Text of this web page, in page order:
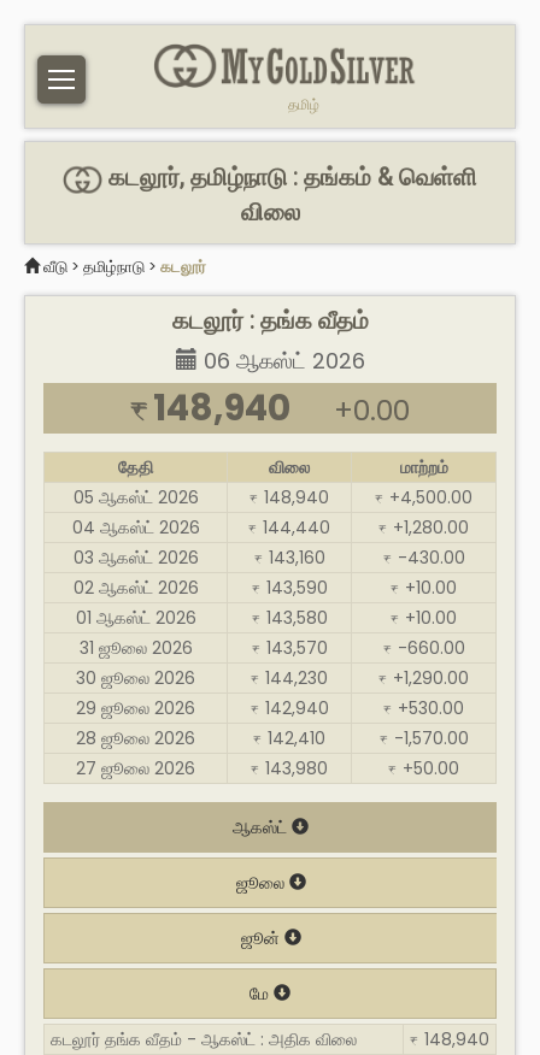
தமிழ்
கடலூர், தமிழ்நாடு : தங்கம் & வெள்ளி
விலை
வீடு > தமிழ்நாடு > கடலூர்
கடலூர் : தங்க வீதம்
06 ஆகஸ்ட் 2026
₹ 148,940 +0.00
தேதி விலை
மாற்றம்
05 ஆகஸ்ட் 2026
₹ 148,940 ₹ +4,500.00
04 ஆகஸ்ட் 2026
₹ 144,440 ₹ +1,280.00
03 ஆகஸ்ட் 2026
₹ 143,160 ₹ -430.00
02 ஆகஸ்ட் 2026
₹ 143,590 ₹ +10.00
01 ஆகஸ்ட் 2026
₹ 143,580 ₹ +10.00
31 ஜூலை 2026
₹ 143,570 ₹ -660.00
30 ஜூலை 2026
₹ 144,230 ₹ +1,290.00
29 ஜூலை 2026
₹ 142,940 ₹ +530.00
28 ஜூலை 2026
₹ 142,410 ₹ -1,570.00
27 ஜூலை 2026
₹ 143,980 ₹ +50.00
ஆகஸ்ட்
ஜூலை
ஜூன்
மே
கடலூர் தங்க வீதம் - ஆகஸ்ட் : அதிக விலை
₹ 148,940